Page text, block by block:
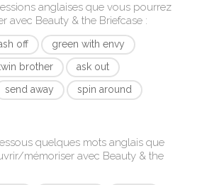
anglaises que vous pourrez
avec Beauty & the Briefcase :
off
green with envy
brother
ask out
send away
spin around
quelques mots anglais que
mémoriser avec Beauty & the